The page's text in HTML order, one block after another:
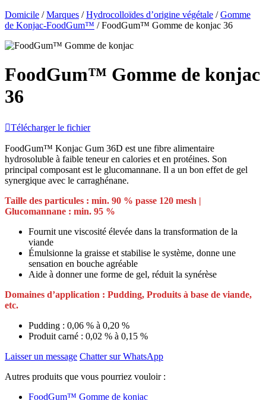
Domicile /Marques /Hydrocolloïdes d’origine végétale /Gomme
de Konjac-FoodGum™ /FoodGum™ Gomme de konjac 36
FoodGum™ Gomme de konjac
36
Télécharger le fichier
FoodGum™ Konjac Gum 36D est une fibre alimentaire
hydrosoluble à faible teneur en calories et en protéines. Son
principal composant est le glucomannane. Il a un bon effet de gel
synergique avec le carraghénane.
Taille des particules : min. 90 % passe 120 mesh |
Glucomannane : min. 95 %
Fournit une viscosité élevée dans la transformation de la
viande
Émulsionne la graisse et stabilise le système, donne une
sensation en bouche agréable
Aide à donner une forme de gel, réduit la synérèse
Domaines d’application : Pudding, Produits à base de viande,
etc.
Pudding : 0,06 % à 0,20 %
Produit carné : 0,02 % à 0,15 %
Laisser un message Chatter sur WhatsApp
Autres produits que vous pourriez vouloir :
FoodGum™ Gomme de konjac